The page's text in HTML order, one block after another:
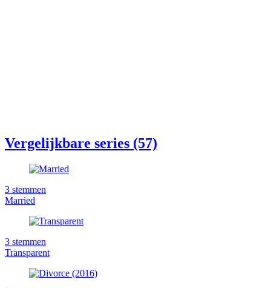
Vergelijkbare series (57)
3 stemmen
Married
3 stemmen
Transparent